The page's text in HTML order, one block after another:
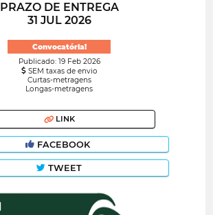
PRAZO DE ENTREGA
31 JUL 2026
Convocatória!
Publicado: 19 Feb 2026
SEM taxas de envio
Curtas-metragens
Longas-metragens
LINK
FACEBOOK
TWEET